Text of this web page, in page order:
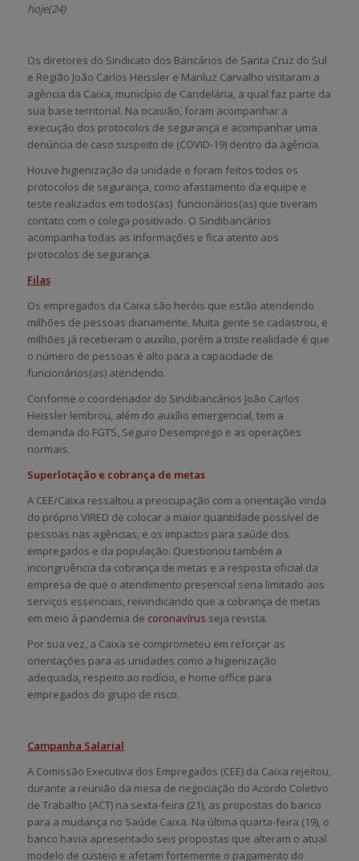
hoje(24)
Os diretores do Sindicato dos Bancários de Santa Cruz do Sul
e Região João Carlos Heissler e Mariluz Carvalho visitaram a
agência da Caixa, município de Candelária, a qual faz parte da
sua base territorial. Na ocasião, foram acompanhar a
execução dos protocolos de segurança e acompanhar uma
denúncia de caso suspeito de (COVID-19) dentro da agência.
Houve higienização da unidade e foram feitos todos os
protocolos de segurança, como afastamento da equipe e
teste realizados em todos(as) funcionários(as) que tiveram
contato com o colega positivado. O Sindibancários
acompanha todas as informações e fica atento aos
protocolos de segurança.
Filas
Os empregados da Caixa são heróis que estão atendendo
milhões de pessoas diariamente. Muita gente se cadastrou, e
milhões já receberam o auxílio, porém a triste realidade é que
o número de pessoas é alto para a capacidade de
funcionários(as) atendendo.
Conforme o coordenador do Sindibancários João Carlos
Heissler lembrou, além do auxílio emergencial, tem a
demanda do FGTS, Seguro Desemprego e as operações
normais.
Superlotação e cobrança de metas
A CEE/Caixa ressaltou a preocupação com a orientação vinda
do próprio VIRED de colocar a maior quantidade possível de
pessoas nas agências, e os impactos para saúde dos
empregados e da população. Questionou também a
incongruência da cobrança de metas e a resposta oficial da
empresa de que o atendimento presencial seria limitado aos
serviços essenciais, reivindicando que a cobrança de metas
em meio à pandemia de coronavírus seja revista.
Por sua vez, a Caixa se comprometeu em reforçar as
orientações para as unidades como a higienização
adequada, respeito ao rodício, e home office para
empregados do grupo de risco.
Campanha Salarial
A Comissão Executiva dos Empregados (CEE) da Caixa rejeitou,
durante a reunião da mesa de negociação do Acordo Coletivo
de Trabalho (ACT) na sexta-feira (21), as propostas do banco
para a mudança no Saúde Caixa. Na última quarta-feira (19), o
banco havia apresentado seis propostas que alteram o atual
modelo de custeio e afetam fortemente o pagamento do